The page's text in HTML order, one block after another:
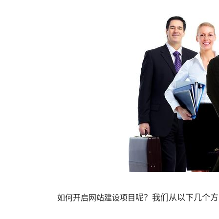
如何开启网站建设项目 呢？我们从以下几个